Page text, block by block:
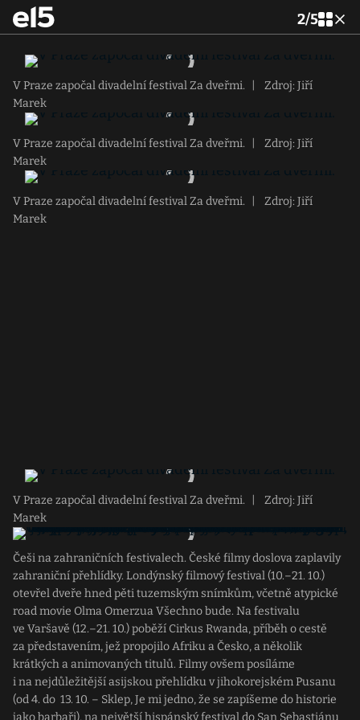
2/5
V Praze započal divadelní festival Za dveřmi.
Zdroj: Jiří
Marek
V Praze započal divadelní festival Za dveřmi.
Zdroj: Jiří
Marek
V Praze započal divadelní festival Za dveřmi.
Zdroj: Jiří
Marek
V Praze započal divadelní festival Za dveřmi.
Zdroj: Jiří
Marek
Češi na zahraničních festivalech. České filmy doslova zaplavily
zahraniční přehlídky. Londýnský filmový festival (10.–21. 10.)
otevřel dveře hned pěti tuzemským snímkům, včetně atypické
road movie Olma Omerzua Všechno bude. Na festivalu
ve Varšavě (12.–21. 10.) poběží Cirkus Rwanda, příběh o cestě
za představením, jež propojilo Afriku a Česko, a několik
krátkých a animovaných titulů. Filmy ovšem posíláme
i na nejdůležitější asijskou přehlídku v jihokorejském Pusanu
(od 4. do 13. 10. – Sklep, Je mi jedno, že se zapíšeme do historie
jako barbaři), na největší hispánský festival do San Sebastiánu